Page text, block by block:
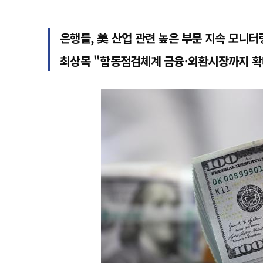
은행들, 美 산업 관련 높은 부문 지속 모니터
최상목 "합동점검체계 금융·외환시장까지